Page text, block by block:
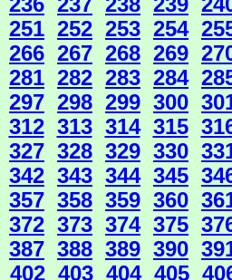
236 237 238 239
251 252 253 254
266 267 268 269
281 282 283 284
297 298 299 300
312 313 314 315
327 328 329 330
342 343 344 345
357 358 359 360
372 373 374 375
387 388 389 390
402 403 404 405